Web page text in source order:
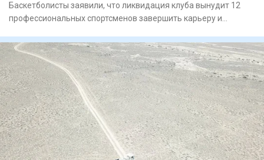
Баскетболисты заявили, что ликвидация клуба вынудит 12
профессиональных спортсменов завершить карьеру и